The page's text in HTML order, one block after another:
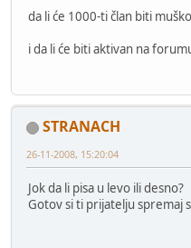
da li će 1000-ti član biti
i da li će biti aktivan na
STRANACH
26-11-2008, 15:20:04
Jok da li pisa u levo ili desno?
Gotov si ti prijatelju spremaj